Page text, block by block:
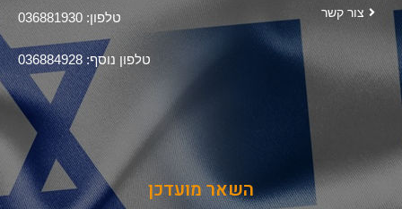
צור קשר
טלפון: 036881930
טלפון נוסף: 036884928
השאר מועדכן